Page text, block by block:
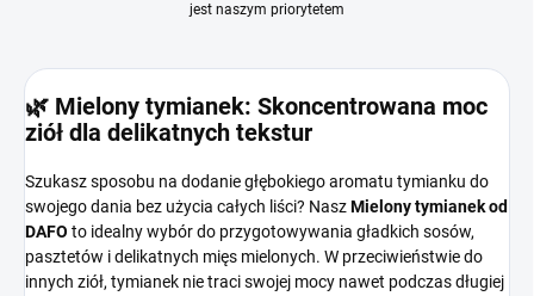
jest naszym priorytetem
🌿 Mielony tymianek: Skoncentrowana moc
ziół dla delikatnych tekstur
Szukasz sposobu na dodanie głębokiego aromatu tymianku do
swojego dania bez użycia całych liści? NaszMielony tymianek od
DAFO to idealny wybór do przygotowywania gładkich sosów,
pasztetów i delikatnych mięs mielonych. W przeciwieństwie do
innych ziół, tymianek nie traci swojej mocy nawet podczas długiej